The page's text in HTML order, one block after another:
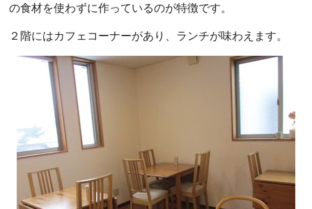
の食材を使わずに作っているのが特徴です。
２階にはカフェコーナーがあり、ランチが味わえます。